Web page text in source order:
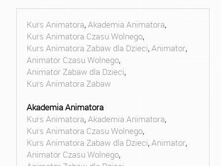
Kurs Animatora,Akademia Animatora,
Kurs Animatora Czasu Wolnego,
Kurs Animatora Zabaw dla Dzieci,Animator,
Animator Czasu Wolnego,
Animator Zabaw dla Dzieci,
Kurs Animatora Zabaw
Akademia Animatora
Kurs Animatora,Akademia Animatora,
Kurs Animatora Czasu Wolnego,
Kurs Animatora Zabaw dla Dzieci,Animator,
Animator Czasu Wolnego,